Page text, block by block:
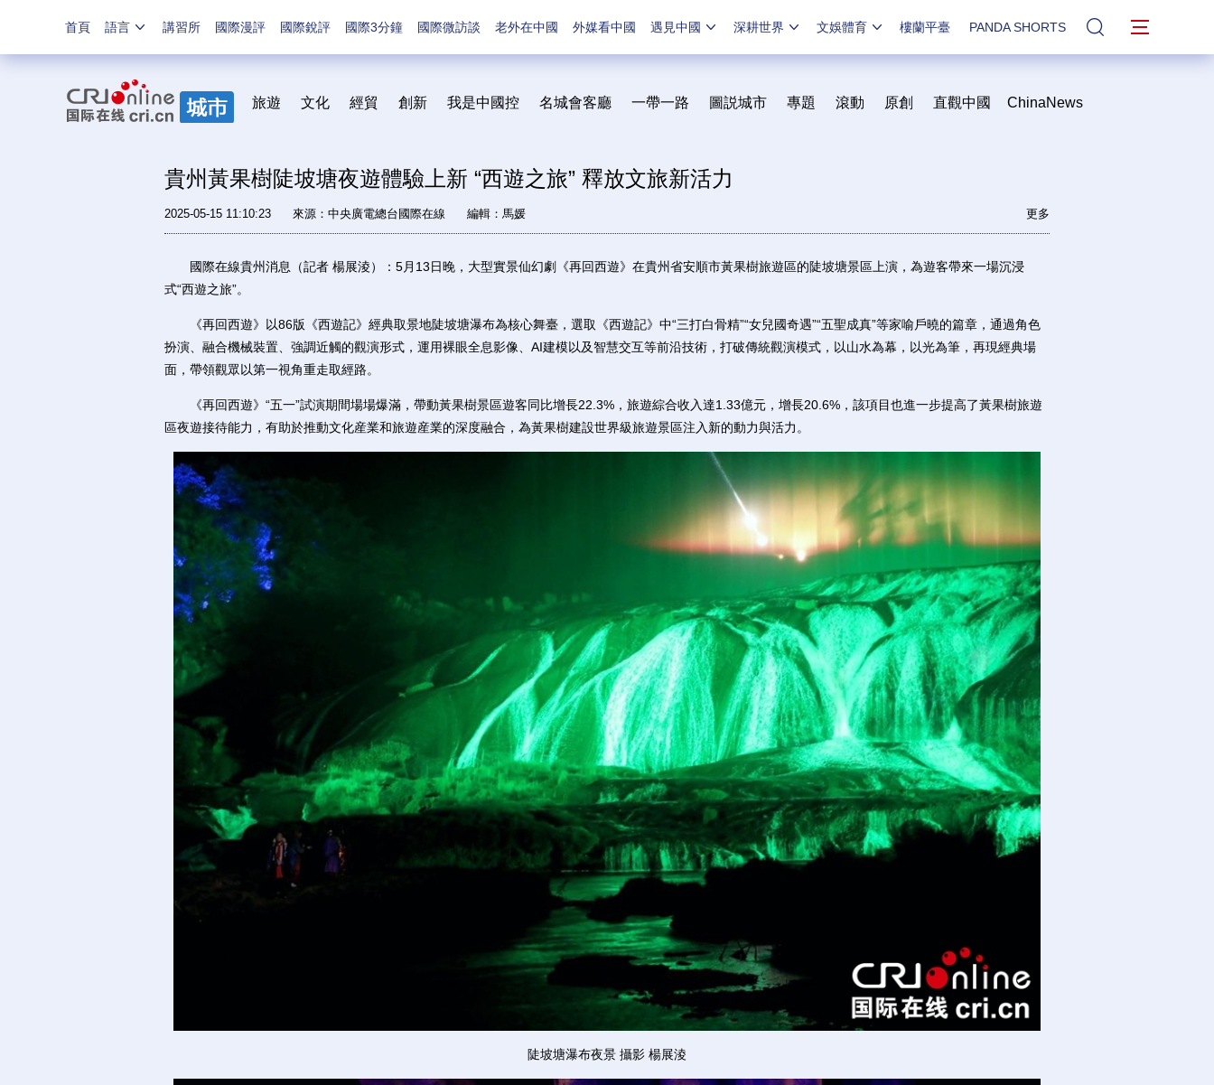
首頁 語言 講習所 國際漫評 國際銳評 國際3分鐘 國際微訪談 老外在中國 外媒看中國 遇見中國 深耕世界 文娛體育 樓蘭平臺 PANDA SHORTS 站內搜索
旅遊 文化 經貿 創新 我是中國控 名城會客廳 一帶一路 圖説城市 專題 滾動 原創 直觀中國 ChinaNews
貴州黃果樹陡坡塘夜遊體驗上新 “西遊之旅” 釋放文旅新活力
2025-05-15 11:10:23 來源： 中央廣電總台國際在線 編輯：馬媛 更多
國際在線貴州消息（記者 楊展淩）：5月13日晚，大型實景仙幻劇《再回西遊》在貴州省安順市黃果樹旅遊區的陡坡塘景區上演，為遊客帶來一場沉浸
式“西遊之旅”。
《再回西遊》以86版《西遊記》經典取景地陡坡塘瀑布為核心舞臺，選取《西遊記》中“三打白骨精”“女兒國奇遇”“五聖成真”等家喻戶曉的篇章，通過角色
扮演、融合機械裝置、強調近觸的觀演形式，運用裸眼全息影像、AI建模以及智慧交互等前沿技術，打破傳統觀演模式，以山水為幕，以光為筆，再現經典場
面，帶領觀眾以第一視角重走取經路。
《再回西遊》“五一”試演期間場場爆滿，帶動黃果樹景區遊客同比增長22.3%，旅遊綜合收入達1.33億元，增長20.6%，該項目也進一步提高了黃果樹旅遊
區夜遊接待能力，有助於推動文化産業和旅遊産業的深度融合，為黃果樹建設世界級旅遊景區注入新的動力與活力。
陡坡塘瀑布夜景 攝影 楊展淩